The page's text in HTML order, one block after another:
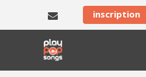
inscription